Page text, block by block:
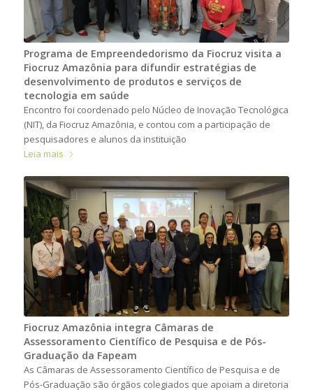
Programa de Empreendedorismo da Fiocruz visita a
Fiocruz Amazônia para difundir estratégias de
desenvolvimento de produtos e serviços de
tecnologia em saúde
Encontro foi coordenado pelo Núcleo de Inovação Tecnológica
(NIT), da Fiocruz Amazônia, e contou com a participação de
pesquisadores e alunos da instituição
Leia mais
Fiocruz Amazônia integra Câmaras de
Assessoramento Científico de Pesquisa e de Pós-
Graduação da Fapeam
As Câmaras de Assessoramento Científico de Pesquisa e de
Pós-Graduação são órgãos colegiados que apoiam a diretoria